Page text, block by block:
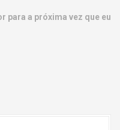
para a próxima vez que eu